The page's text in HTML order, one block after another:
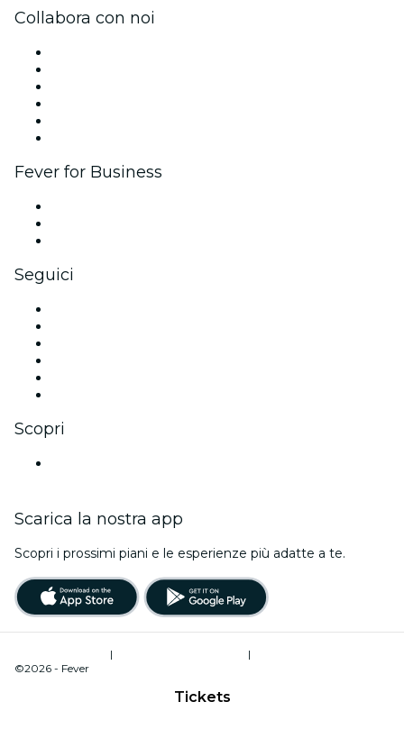
Tickets
Collabora con noi
Fever for Business
Seguici
Scopri
Scarica la nostra app
Scopri i prossimi piani e le esperienze più adatte a te.
| |
©2026 - Fever